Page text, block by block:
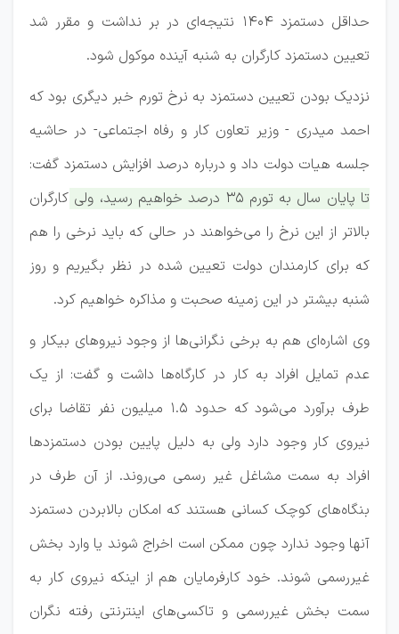
حداقل دستمزد ۱۴۰۴ نتیجه‌ای در بر نداشت و مقرر شد
تعیین دستمزد کارگران به شنبه آینده موکول شود.
نزدیک بودن تعیین دستمزد به نرخ تورم خبر دیگری بود که
احمد میدری - وزیر تعاون کار و رفاه اجتماعی- در حاشیه
جلسه هیات دولت داد و درباره درصد افزایش دستمزد گفت:
تا پایان سال به تورم ۳۵ درصد خواهیم رسید، ولی کارگران
بالاتر از این نرخ را می‌خواهند در حالی که باید نرخی را هم
که برای کارمندان دولت تعیین شده در نظر بگیریم و روز
شنبه بیشتر در این زمینه صحبت و مذاکره خواهیم کرد.
وی اشاره‌ای هم به برخی نگرانی‌ها از وجود نیروهای بیکار و
عدم تمایل افراد به کار در کارگاه‌ها داشت و گفت: از یک
طرف برآورد می‌شود که حدود ۱.۵ میلیون نفر تقاضا برای
نیروی کار وجود دارد ولی به دلیل پایین بودن دستمزدها
افراد به سمت مشاغل غیر رسمی می‌روند. از آن طرف در
بنگاه‌های کوچک کسانی هستند که امکان بالابردن دستمزد
آنها وجود ندارد چون ممکن است اخراج شوند یا وارد بخش
غیررسمی شوند. خود کارفرمایان هم از اینکه نیروی کار به
سمت بخش غیررسمی و تاکسی‌های اینترنتی رفته نگران